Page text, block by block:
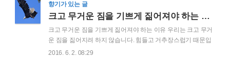
향기가 있는 글
크고 무거운 짐을 기쁘게 짊어져야 하는 이유
크고 무거운 짐을 기쁘게 짊어져야 하는 이유 우리는 크고 무거
운 짐을 짊어지려 하지 않습니다. 힘들고 거추장스럽기 때문입
니다. 그러나 무거운 날개를 어깨에 매달고 있기 새가 날 수 있
2016. 6. 2. 08:29